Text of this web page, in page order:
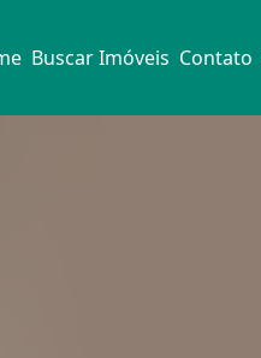
Buscar Imóveis Contato